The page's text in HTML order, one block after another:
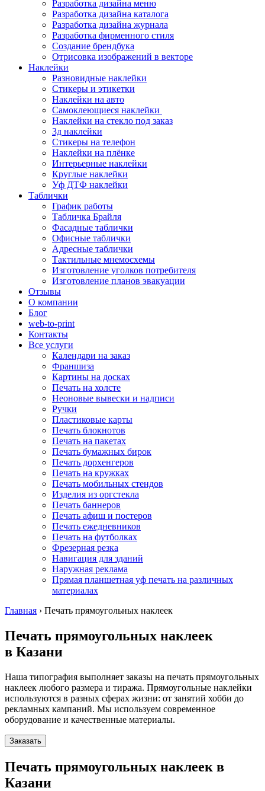
Разработка дизайна меню
Разработка дизайна каталога
Разработка дизайна журнала
Разработка фирменного стиля
Создание брендбука
Отрисовка изображений в векторе
Наклейки
Разновидные наклейки
Стикеры и этикетки
Наклейки на авто
Самоклеющиеся наклейки
Наклейки на стекло под заказ
3д наклейки
Cтикеры на телефон
Наклейки на плёнке
Интерьерные наклейки
Круглые наклейки
Уф ДТФ наклейки
Таблички
График работы
Табличка Брайля
Фасадные таблички
Офисные таблички
Адресные таблички
Тактильные мнемосхемы
Изготовление уголков потребителя
Изготовление планов эвакуации
Отзывы
О компании
Блог
web-to-print
Контакты
Все услуги
Календари на заказ
Франшиза
Картины на досках
Печать на холсте
Неоновые вывески и надписи
Ручки
Пластиковые карты
Печать блокнотов
Печать на пакетах
Печать бумажных бирок
Печать дорхенгеров
Печать на кружках
Печать мобильных стендов
Изделия из оргстекла
Печать баннеров
Печать афиш и постеров
Печать ежедневников
Печать на футболках
Фрезерная резка
Навигация для зданий
Наружная реклама
Прямая планшетная уф печать на различных
материалах
Главная › Печать прямоугольных наклеек
Печать прямоугольных наклеек
в Казани
Наша типография выполняет заказы на печать прямоугольных
наклеек любого размера и тиража. Прямоугольные наклейки
используются в разных сферах жизни: от занятий хобби до
рекламных кампаний. Мы используем современное
оборудование и качественные материалы.
Заказать
Печать прямоугольных наклеек в
Казани